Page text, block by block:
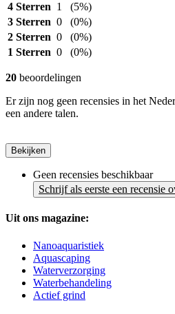
4 Sterren 1
(5%)
3 Sterren 0
(0%)
2 Sterren 0
(0%)
1 Sterren 0 (0%)
20 beoordelingen
Er zijn nog geen recensies in het
een andere talen.
Bekijken
Geen recensies beschikbaar
Schrijf als eerste een recensie
Uit ons magazine:
Nanoaquaristiek
Aquascaping
Waterverzorging
Waterbehandeling
Actief grind